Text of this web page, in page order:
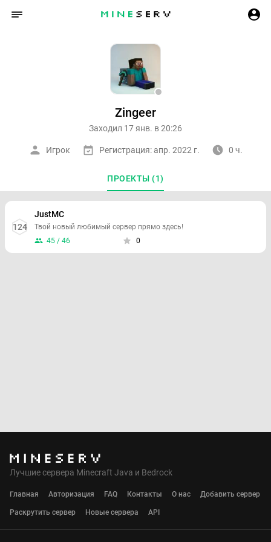
Zingeer
Заходил 17 янв. в 20:26
Игрок Регистрация: апр. 2022 г. 0 ч.
ПРОЕКТЫ (1)
124
JustMC
Твой новый любимый сервер прямо здесь!
45 / 46
0
Лучшие сервера Minecraft Java и Bedrock
Главная Авторизация FAQ Контакты О нас Добавить сервер
Раскрутить сервер Новые сервера API